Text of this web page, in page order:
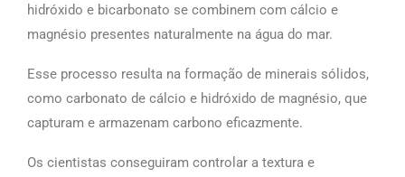
hidróxido e bicarbonato se combinem com cálcio e
magnésio presentes naturalmente na água do mar.
Esse processo resulta na formação de minerais sólidos,
como carbonato de cálcio e hidróxido de magnésio, que
capturam e armazenam carbono eficazmente.
Os cientistas conseguiram controlar a textura e